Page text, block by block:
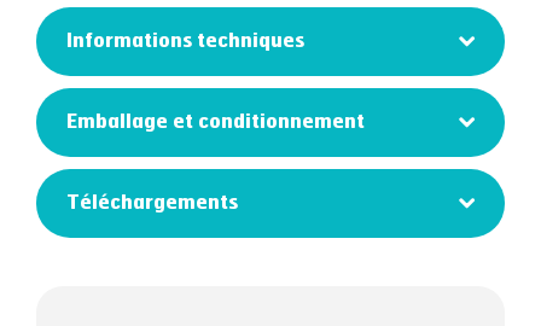
Informations techniques
Emballage et conditionnement
Téléchargements